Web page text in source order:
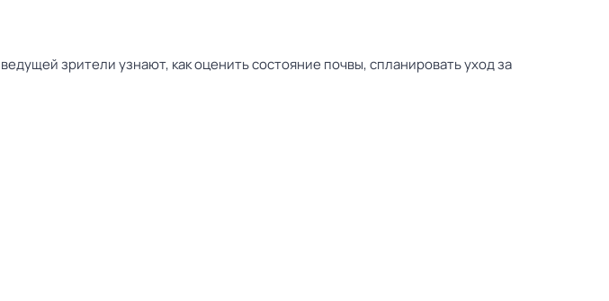
зрители узнают, как оценить состояние почвы, спланировать уход за